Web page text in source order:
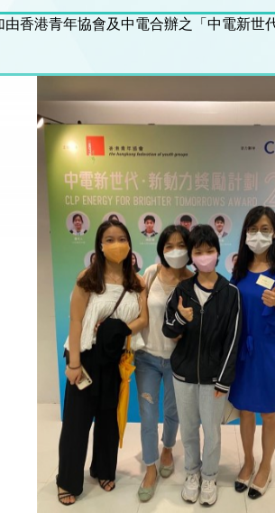
香港青年協會及中電合辦之「中電新世